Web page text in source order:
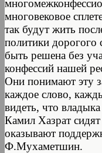
многовековое
так будут жить
политики дорогого
быть решена без
конфессий нашей
Они понимают эту
каждое слово,
видеть, что
Камил Хазрат
оказывают
Ф.Мухаметшин.